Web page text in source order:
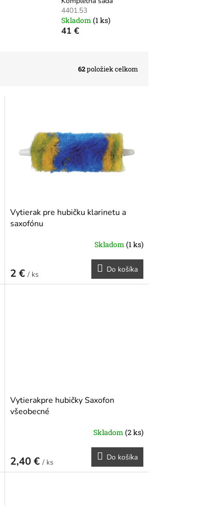
4401.53
Skladom (1 ks)
41 €
62položiek celkom
Vytierak pre hubičku klarinetu a
saxofónu
Skladom (1 ks)
2 € / ks
Do košíka
Vytierakpre hubičky Saxofon
všeobecné
Skladom (2 ks)
2,40 € / ks
Do košíka